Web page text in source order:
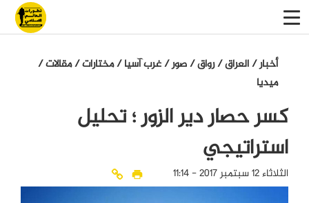
أخبار/العراق/رواق/صور/غرب آسيا/مختارات/مقالات/
میدیا
كسر حصار دير الزور ؛ تحليل
استراتيجي
الثلاثاء 12 سبتمبر 2017 - 11:14